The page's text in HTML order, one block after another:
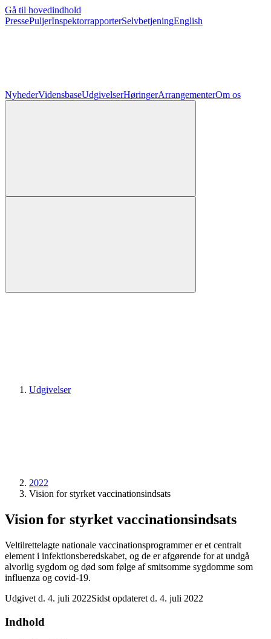
Gå til hovedindhold
PressePuljerInspektorrapporterSelvbetjeningEnglish
NyhederVidensbaseUdgivelserHøringerArrangementerOm os
Udgivelser
2022
Vision for styrket vaccinationsindsats
Vision for styrket vaccinationsindsats
Veltilrettelagte nationale vaccinationsprogrammer er et centralt
element i infektionsberedskabet, og de er afgørende for at undgå
alvorlig sygdom og død som følge af smitsomme sygdomme som
influenza og covid-19.
Udgivet d. 4. juli 2022Sidst opdateret d. 4. juli 2022
Indhold